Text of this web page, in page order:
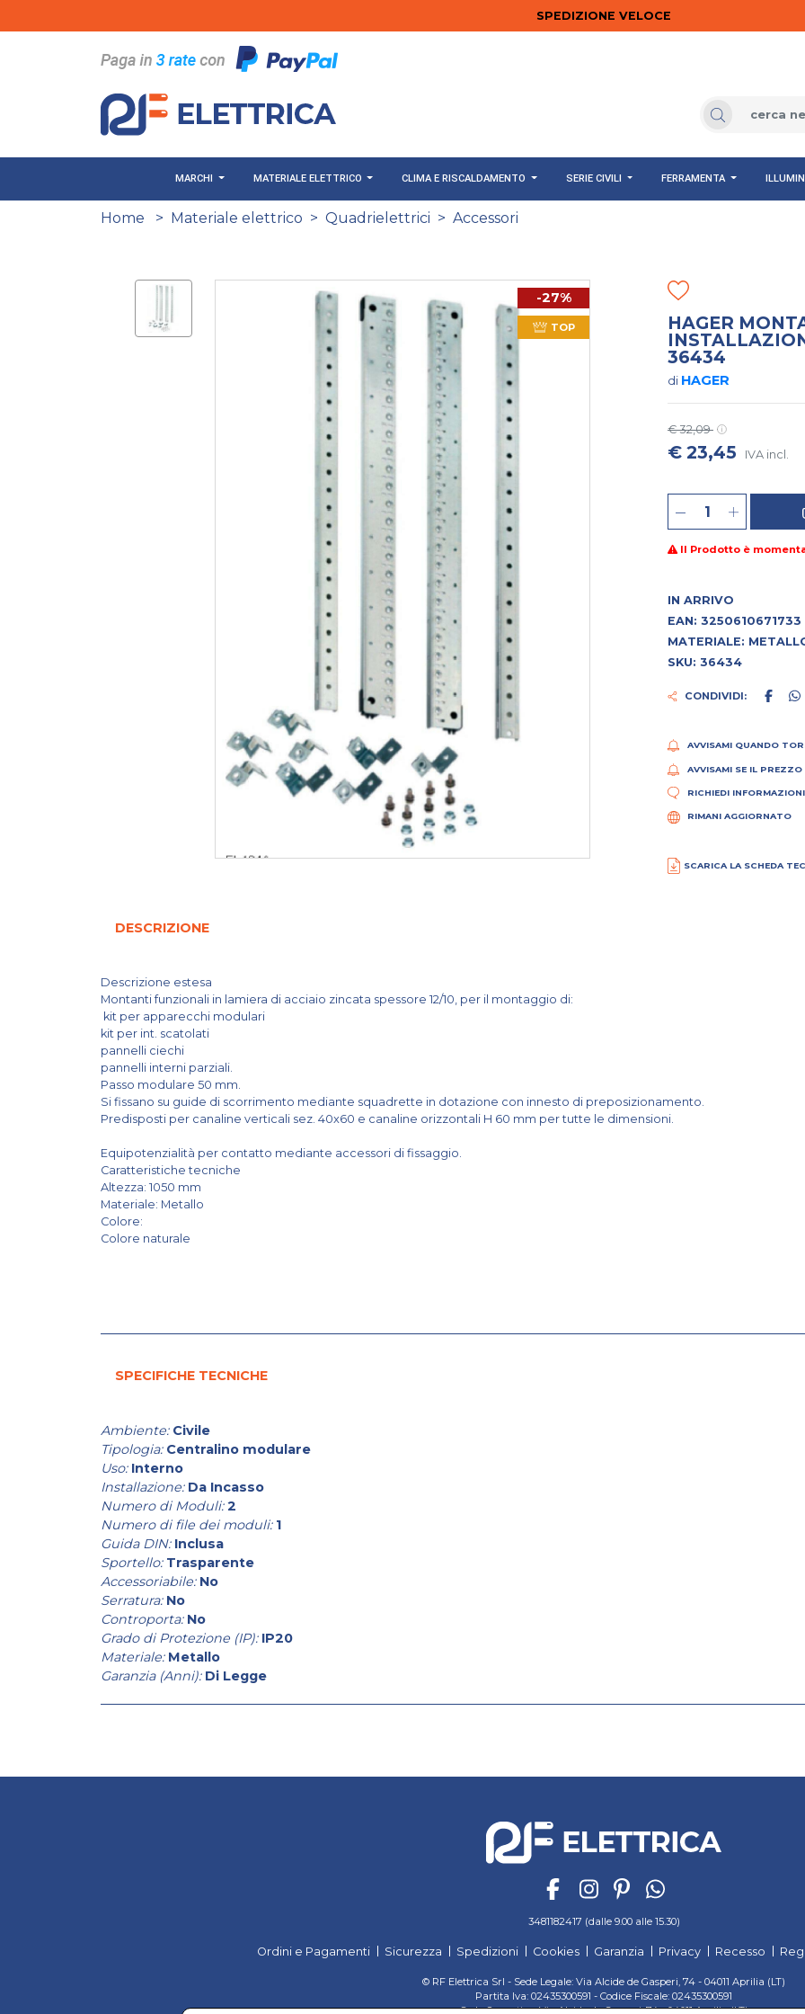
SPEDIZIONE VELOCE
MARCHI MATERIALE ELETTRICO CLIMA E RISCALDAMENTO SERIE CIVILI FERRAMENTA
Home > Materiale elettrico > Quadrielettrici > Accessori
-27%
TOP HAGER
36434
di HAGER
€ 32,09
€ 23,45 IVA incl.
Il Prodotto è
IN ARRIVO
EAN: 3250610671733
MATERIALE:
SKU: 36434
CONDIVIDI:
AVVISAMI QUANDO
AVVISAMI SE IL PREZZO
RICHIEDI INFORMAZIONI
RIMANI AGGIORNATO
SCARICA LA SCHEDA
DESCRIZIONE
Descrizione estesa
Montanti funzionali in lamiera di acciaio zincata spessore 12/10, per il montaggio di:
kit per apparecchi modulari
kit per int. scatolati
pannelli ciechi
pannelli interni parziali.
Passo modulare 50 mm.
Si fissano su guide di scorrimento mediante squadrette in dotazione con innesto di preposizionamento.
Predisposti per canaline verticali sez. 40x60 e canaline orizzontali H 60 mm per tutte le dimensioni.
Equipotenzialità per contatto mediante accessori di fissaggio.
Caratteristiche tecniche
Altezza: 1050 mm
Materiale: Metallo
Colore:
Colore naturale
SPECIFICHE TECNICHE
Ambiente: Civile
Tipologia: Centralino modulare
Uso: Interno
Installazione: Da Incasso
Numero di Moduli: 2
Numero di file dei moduli: 1
Guida DIN: Inclusa
Sportello: Trasparente
Accessoriabile: No
Serratura: No
Controporta: No
Grado di Protezione (IP): IP20
Materiale: Metallo
Garanzia (Anni): Di Legge
3481182417 (dalle 9.00 alle 15.30)
Ordini e Pagamenti Sicurezza Spedizioni Cookies Garanzia Privacy Recesso
© RF Elettrica Srl - Sede Legale: Via Alcide de Gasperi, 74 - 04011 Aprilia (LT)
Partita Iva: 02435300591 - Codice Fiscale: 02435300591
Sede Operativa: Via Alcide de Gasperi, 74 - 04011 Aprilia (LT)